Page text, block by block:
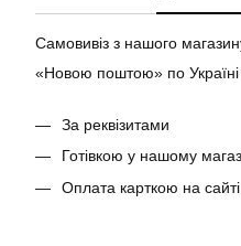
Самовивіз з нашого
«Новою поштою» по
За реквізитами
Готівкою у нашому
Оплата карткою на сайті